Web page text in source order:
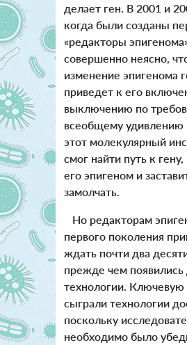
делает ген. В 2001 и
когда были созданы
«редакторы
совершенно неясно,
изменение эпигенома
приведет к его
выключению по
всеобщему удивлению
этот молекулярный
смог найти путь к
его эпигеном и
замолчать.
Но редакторам
первого поколения
ждать почти два
прежде чем появились
технологии. Ключевую
сыграли технологии
поскольку
необходимо было